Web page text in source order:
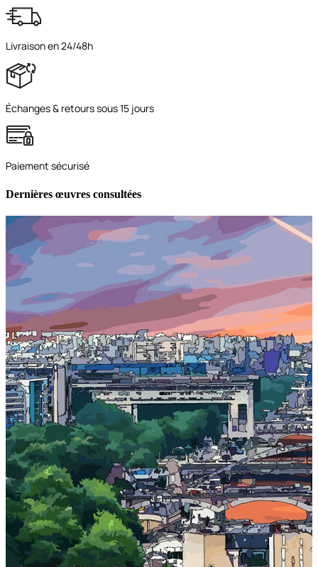
Livraison en 24/48h
Échanges & retours sous 15 jours
Paiement sécurisé
Dernières œuvres consultées